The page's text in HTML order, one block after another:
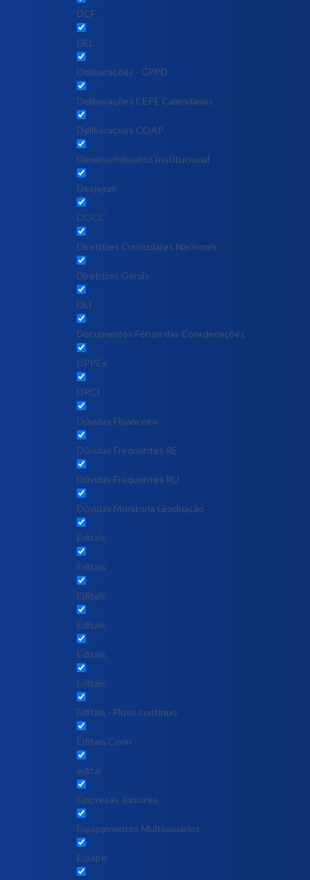
DCF
DEL
Deliberações - CPPD
Deliberações CEPE Calendários
Deliberações COAP
Desenvolvimento Institucional
Desjejum
DGCC
Diretrizes Curriculares Nacionais
Diretrizes Gerais
DLI
Documentos Fórum das Coordenações
DPPEx
DRCI
Dúvidas Financeiro
Dúvidas Frequentes RE
Dúvidas Frequentes RU
Dúvidas Monitoria Graduação
Editais
Editais
Editais
Editais
Editais
Editais
Editais - Fluxo contínuo
Editais Corin
edital
Empresas Juniores
Equipamentos Multiusuários
Equipe